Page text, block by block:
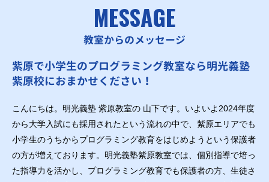
MESSAGE
教室からのメッセージ
紫原で小学生のプログラミング教室なら明光義塾
紫原校におまかせください！
こんにちは。明光義塾 紫原教室の 山下です。いよいよ2024年度
から大学入試にも採用されたという流れの中で、紫原エリアでも
小学生のうちからプログラミング教育をはじめようという保護者
の方が増えております。明光義塾紫原教室では、個別指導で培っ
た指導力を活かし、プログラミング教育でも保護者の方、生徒さ